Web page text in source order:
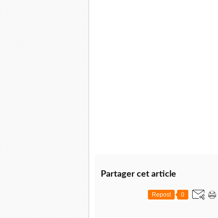
Partager cet article
Repost 0